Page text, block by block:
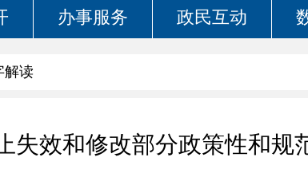
办事服务 政民互动
解读
失效和修改部分政策性和